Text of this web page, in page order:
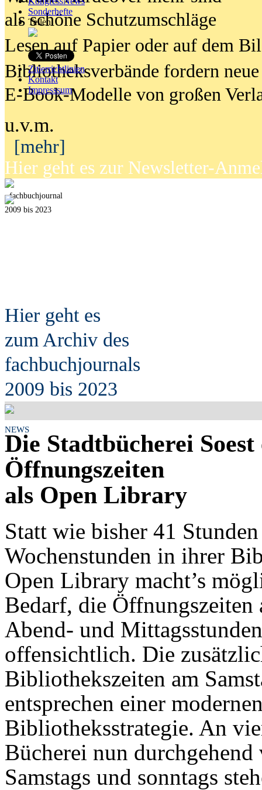
Sonderhefte
Teilen
Zitierrichtlinien
Kontakt
Impresssum
als schöne Schutzumschläge
Lesen auf Papier oder auf dem
Bibliotheksverbände fordern neue
E-Book-Modelle von großen
u.v.m.
[mehr]
Hier geht es zur Newsletter-
fachbuchjournal
2009 bis 2023
Hier geht es
zum Archiv des
fachbuchjournals
2009 bis 2023
NEWS
Die Stadtbücherei
Öffnungszeiten
als Open Library
Statt wie bisher 41
Wochenstunden in ihrer
Open Library macht’s
Bedarf, die Öffnungszeiten
Abend- und
offensichtlich. Die
Bibliothekszeiten am
entsprechen einer
Bibliotheksstrategie. An
Bücherei nun
Samstags und sonntags